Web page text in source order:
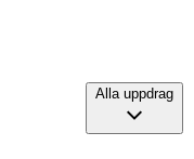
Alla uppdrag